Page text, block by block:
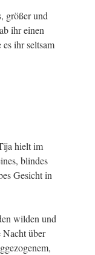
größer und
ihr einen
ihr seltsam
hielt im
blindes
Gesicht in
wilden und
Nacht über